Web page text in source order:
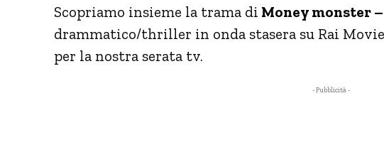
Scopriamo insieme la trama di Money monster
drammatico/thriller in onda stasera su Rai Movie
per la nostra serata tv.
- Pubblicità -